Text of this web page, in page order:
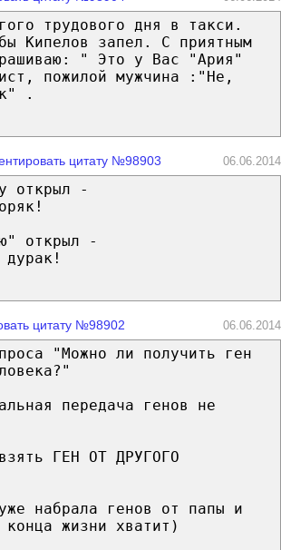
трудового дня в такси.
Кипелов запел. С приятным
" Это у Вас "Ария"
пожилой мужчина :"Не,
.
цитату №98903 06.06.2014
открыл -
открыл -
дурак!
цитату №98902 06.06.2014
"Можно ли получить ген
передача генов не
ГЕН ОТ ДРУГОГО
набрала генов от папы и
жизни хватит)